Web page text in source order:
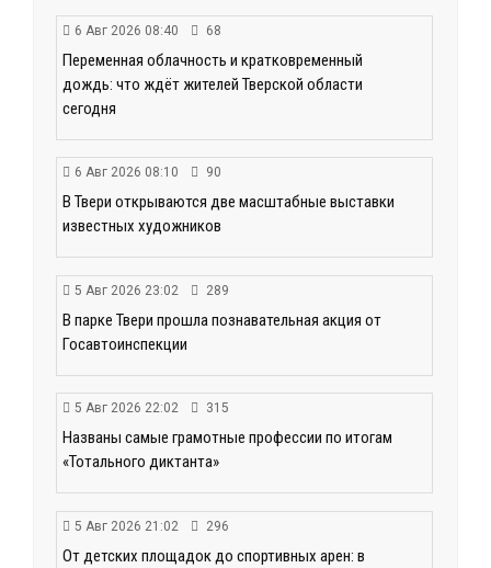
6 Авг 2026 08:40 68
Переменная облачность и кратковременный
дождь: что ждёт жителей Тверской области
сегодня
6 Авг 2026 08:10 90
В Твери открываются две масштабные выставки
известных художников
5 Авг 2026 23:02 289
В парке Твери прошла познавательная акция от
Госавтоинспекции
5 Авг 2026 22:02 315
Названы самые грамотные профессии по итогам
«Тотального диктанта»
5 Авг 2026 21:02 296
От детских площадок до спортивных арен: в